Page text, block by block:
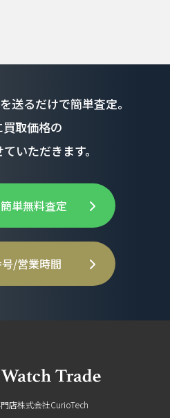
送るだけで簡単査定。
取価格の
いただきます。
単無料査定
/営業時間
店株式会社CurioTech